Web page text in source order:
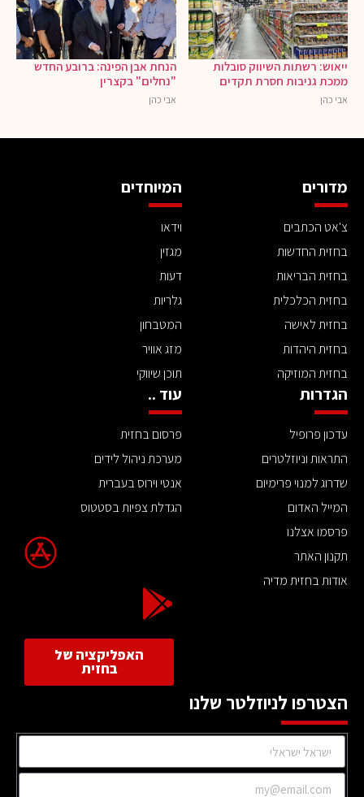
ייאוש: רשתות השיווק סובלות
ממכת גניבות חסרת תקדים
אבי כהן
הנחת אבן הפינה: ברובע החדש
"נחלים" בקצרין
אבי כהן
מדורים
צ'אט הכתבים
בחזית החדשות
בחזית הבריאות
בחזית הכלכלית
בחזית לאישה
בחזית היהדות
בחזית המוזיקה
המיוחדים
וידאו
מגזין
דעות
גלריות
המטבחון
מזג אוויר
תוכן שיווקי
הגדרות
עדכון פרופיל
התראות וניוזלטרים
שדרוג למנוי פרימיום
המייל האדום
פרסמו אצלנו
תקנון האתר
אודות בחזית מדיה
עוד ..
פרסום בחזית
מערכת ניהול לידים
אנטי וירוס בעברית
הגדלת צפיות בסטטוס
האפליקציה של
בחזית
הצטרפו לניוזלטר שלנו